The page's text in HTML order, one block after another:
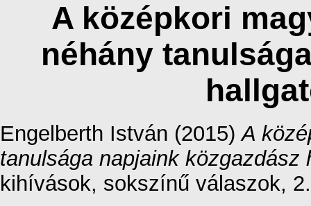
A középkori
néhány
Engelberth István (2015)A
tanulsága napjaink közgazdász
kihívások, sokszínű válaszok,